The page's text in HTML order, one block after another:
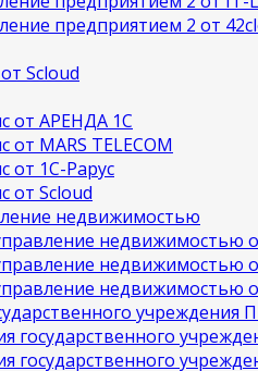
предприятием 2 от
Scloud
от АРЕНДА 1С
от MARS TELECOM
от 1С-Рарус
от Scloud
недвижимостью
недвижимостью
недвижимостью
недвижимостью
учреждения
государственного
государственного